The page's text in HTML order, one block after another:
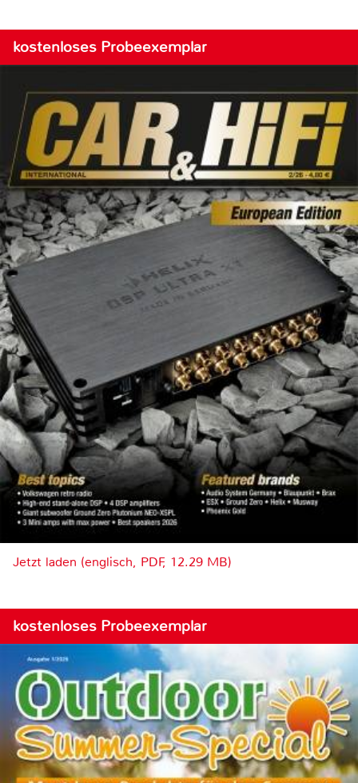
kostenloses Probeexemplar
Jetzt laden (englisch, PDF, 12.29 MB)
kostenloses Probeexemplar